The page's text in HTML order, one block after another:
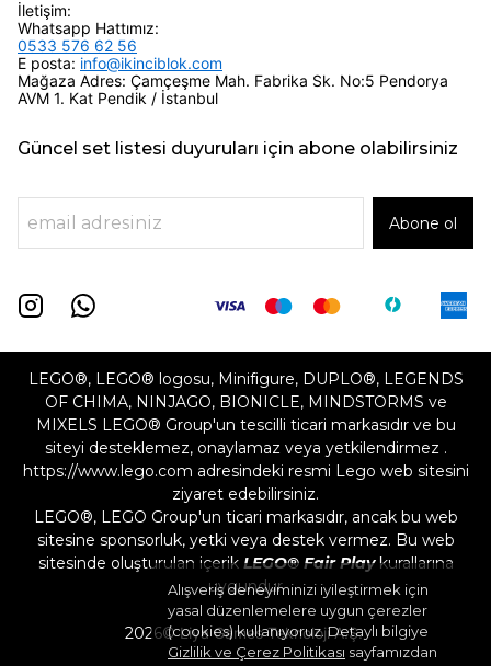
Alışveriş deneyiminizi iyileştirmek için
yasal düzenlemelere uygun çerezler
(cookies) kullanıyoruz. Detaylı bilgiye
Gizlilik ve Çerez Politikası sayfamızdan
İletişim:
Whatsapp Hattımız:
0533 576 62 56
E posta: info@ikinciblok.com
Mağaza Adres: Çamçeşme Mah. Fabrika Sk. No:5 Pendorya
AVM 1. Kat Pendik / İstanbul
Güncel set listesi duyuruları için abone olabilirsiniz
Abone ol
LEGO®, LEGO® logosu, Minifigure, DUPLO®, LEGENDS
OF CHIMA, NINJAGO, BIONICLE, MINDSTORMS ve
MIXELS LEGO® Group'un tescilli ticari markasıdır ve bu
siteyi desteklemez, onaylamaz veya yetkilendirmez .
https://www.lego.com adresindeki resmi Lego web sitesini
ziyaret edebilirsiniz.
LEGO®, LEGO Group'un ticari markasıdır, ancak bu web
sitesine sponsorluk, yetki veya destek vermez. Bu web
sitesinde oluşturulan içerik LEGO® Fair Playkurallarına
uygundur
2026©Liya Games Teknoloji A.Ş.